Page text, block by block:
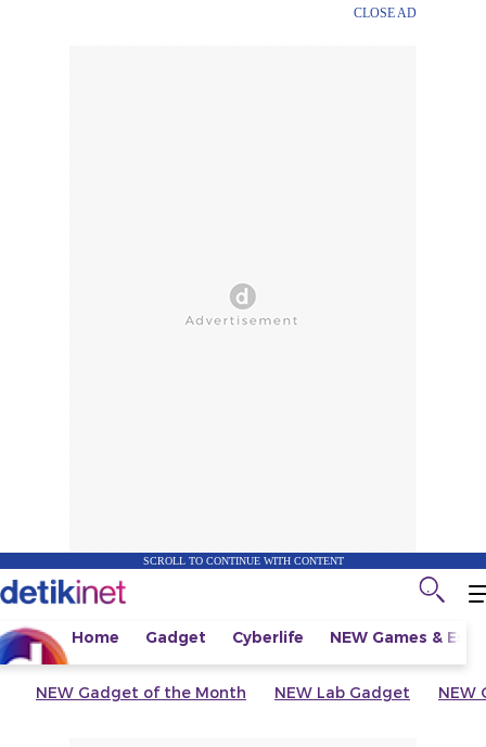
CLOSE AD
SCROLL TO CONTINUE WITH CONTENT
Home Gadget Cyberlife NEW Games &
NEW Gadget of the Month NEW Lab Gadget NEW